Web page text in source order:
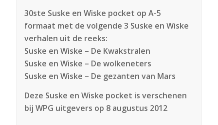
30ste Suske en Wiske pocket op A-5
formaat met de volgende 3 Suske en Wiske
verhalen uit de reeks:
Suske en Wiske – De Kwakstralen
Suske en Wiske – De wolkeneters
Suske en Wiske – De gezanten van Mars
Deze Suske en Wiske pocket is verschenen
bij WPG uitgevers op 8 augustus 2012